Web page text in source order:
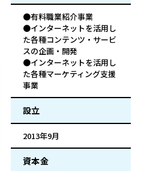
●有料職業紹介事業
●インターネットを活用し
た各種コンテンツ・サービ
スの企画・開発
●インターネットを活用し
た各種マーケティング支援
事業
設立
2013年9月
資本金